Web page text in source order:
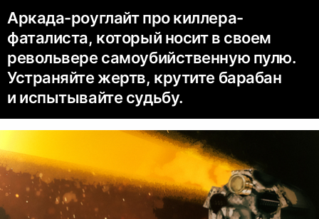
Аркада-роуглайт про киллера-
фаталиста, который носит в своем
револьвере самоубийственную пулю.
Устраняйте жертв, крутите барабан
и испытывайте судьбу.